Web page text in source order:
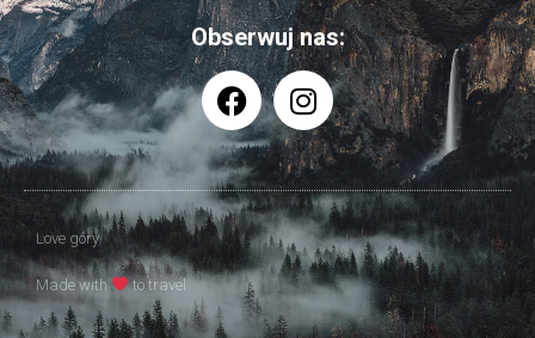
Obserwuj nas:
Love góry
Made with to travel